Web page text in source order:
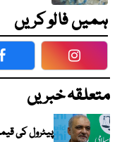
ہمیں فالو کریں
Facebook
متعلقہ خبریں